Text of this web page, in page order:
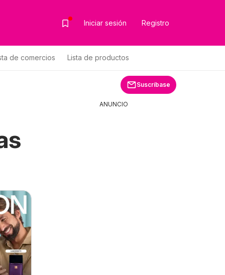
Iniciar sesión Registro
de comercios Lista de productos
Suscríbase
ANUNCIO